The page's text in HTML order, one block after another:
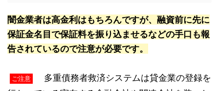
闇金業者は高金利はもちろんですが、融資前に先に
保証金名目で保証料を振り込ませるなどの手口も報
告されているので注意が必要です。
ご注意
多重債務者救済システムは貸金業の登録を